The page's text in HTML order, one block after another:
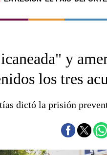
La ciudad
El país
Seguridad
Escenario
Liga del Sur
Básquetbol
Fútbol
y
los tres
dictó la prisión